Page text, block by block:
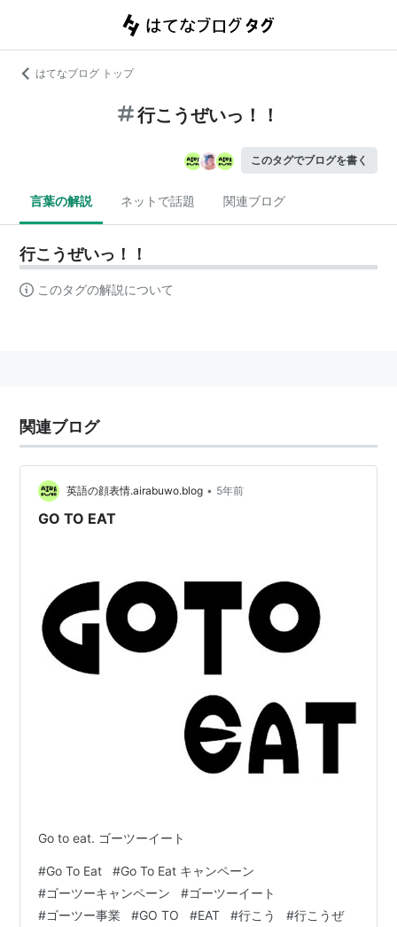
はてなブログ トップ
行こうぜいっ！！
このタグでブログを書く
言葉の解説 ネットで話題 関連ブログ
行こうぜいっ！！
このタグの解説について
関連ブログ
英語の顔表情.airabuwo.blog • 5年前
GO TO EAT
Go to eat. ゴーツーイート
#Go To Eat #Go To Eat キャンペーン
#ゴーツーキャンペーン #ゴーツーイート
#ゴーツー事業 #GO TO #EAT #行こう #行こうぜ